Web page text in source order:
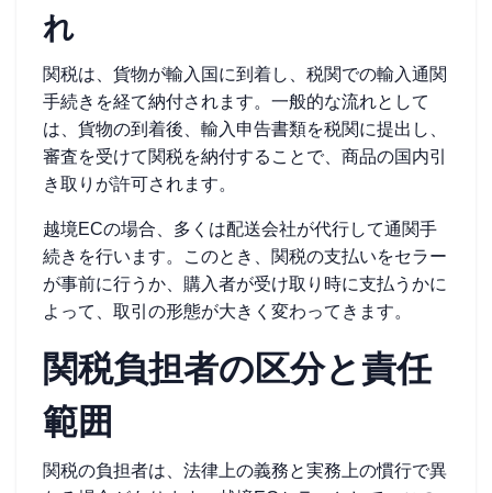
れ
関税は、貨物が輸入国に到着し、税関での輸入通関
手続きを経て納付されます。一般的な流れとして
は、貨物の到着後、輸入申告書類を税関に提出し、
審査を受けて関税を納付することで、商品の国内引
き取りが許可されます。
越境ECの場合、多くは配送会社が代行して通関手
続きを行います。このとき、関税の支払いをセラー
が事前に行うか、購入者が受け取り時に支払うかに
よって、取引の形態が大きく変わってきます。
関税負担者の区分と責任
範囲
関税の負担者は、法律上の義務と実務上の慣行で異